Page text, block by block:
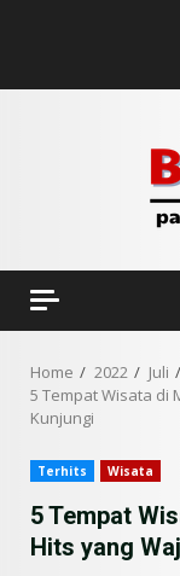
Home 2022 Juli
5 Tempat Wisata di
Kunjungi
Terhits Wisata
5 Tempat
Hits yang